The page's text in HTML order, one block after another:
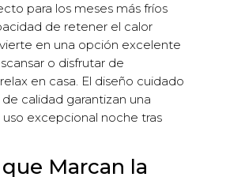
para los meses más fríos
de retener el calor
en una opción excelente
o disfrutar de
en casa. El diseño cuidado
calidad garantizan una
excepcional noche tras
Marcan la